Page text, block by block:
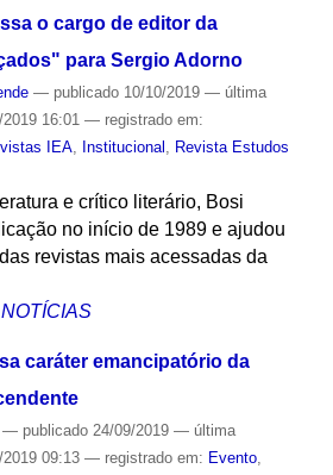
o cargo de editor da
para Sergio Adorno
— publicado10/10/2019 — última
16:01 — registrado em:
IEA, Institucional
Revista Estudos
e crítico literário, Bosi
no início de 1989 e ajudou
revistas mais acessadas da
NOTÍCIAS
caráter emancipatório da
— publicado24/09/2019 — última
09:13 — registrado em: Evento,